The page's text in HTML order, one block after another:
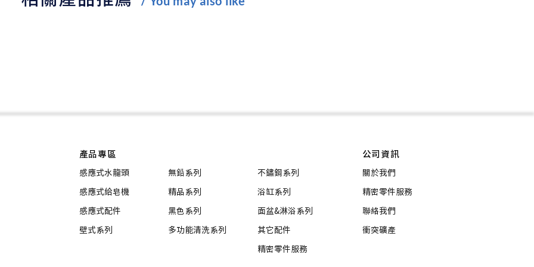
產品專區
感應式水龍頭
感應式給皂機
感應式配件
壁式系列
無鉛系列
精品系列
黑色系列
多功能清洗系列
不鏽鋼系列
浴缸系列
面盆&淋浴系列
其它配件
精密零件服務
公司資訊
關於我們
精密零件服務
聯絡我們
衝突礦產